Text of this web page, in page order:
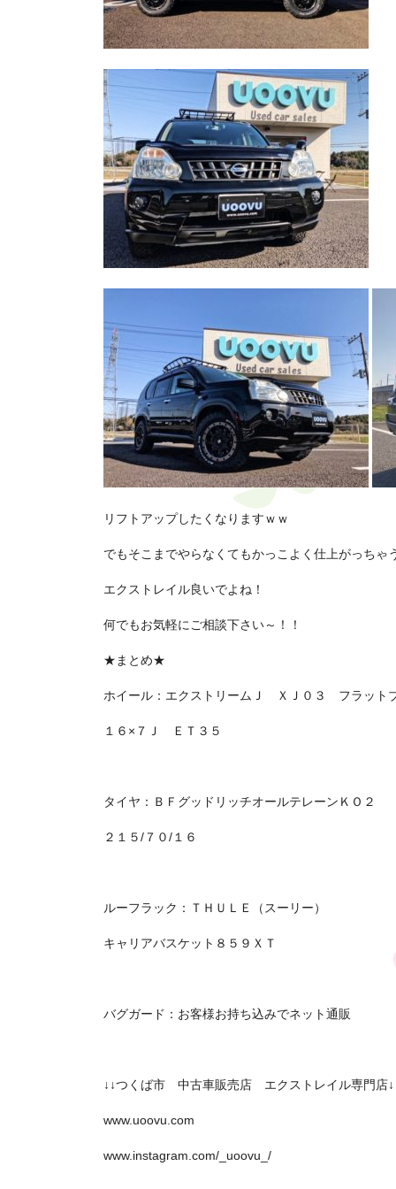
リフトアップしたくなりますｗｗ
でもそこまでやらなくてもかっこよく仕上がっちゃ
エクストレイル良いでよね！
何でもお気軽にご相談下さい～！！
★まとめ★
ホイール：エクストリームＪ ＸＪ０３ フラット
１６×７Ｊ ＥＴ３５
タイヤ：ＢＦグッドリッチオールテレーンＫＯ２
２１５/７０/１６
ルーフラック：ＴＨＵＬＥ（スーリー）
キャリアバスケット８５９ＸＴ
バグガード：お客様お持ち込みでネット通販
↓↓つくば市 中古車販売店 エクストレイル専門店
www.uoovu.com
www.instagram.com/_uoovu_/